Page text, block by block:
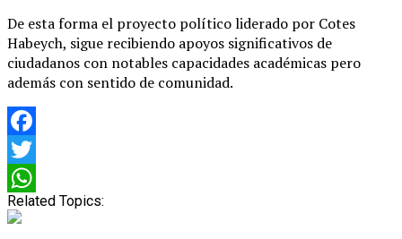
De esta forma el proyecto político liderado por Cotes
Habeych, sigue recibiendo apoyos significativos de
ciudadanos con notables capacidades académicas pero
además con sentido de comunidad.
Facebook
Twitter
WhatsApp
Related Topics: